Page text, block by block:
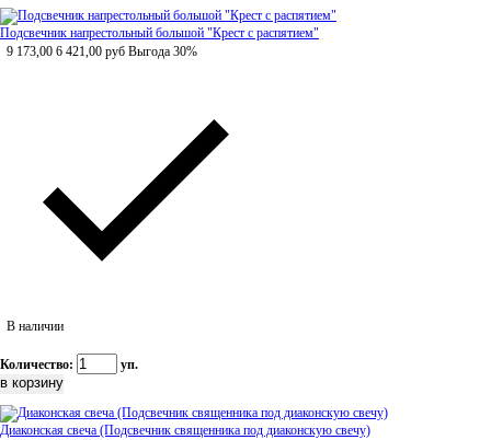
Подсвечник напрестольный большой "Крест с распятием"
9 173,00 6 421,00 руб Выгода 30%
В наличии
Количество: уп.
Диаконская свеча (Подсвечник священника под диаконскую свечу)